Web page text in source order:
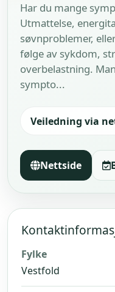
Har du mange
Utmattelse,
søvnproblemer,
følge av sykdom,
overbelastning.
sympto...
Veiledning via
Nettside
Fylke
Vestfold